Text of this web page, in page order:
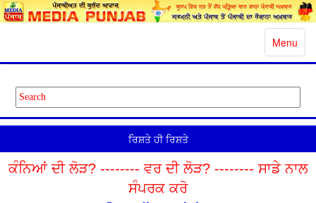
Toggle
Menu
ਰਿਸ਼ਤੇ ਹੀ ਰਿਸ਼ਤੇ
ਕੰਨਿਆਂ ਦੀ ਲੋੜ? -------- ਵਰ ਦੀ ਲੋੜ? -------- ਸਾਡੇ ਨਾਲ
ਸੰਪਰਕ ਕਰੋ